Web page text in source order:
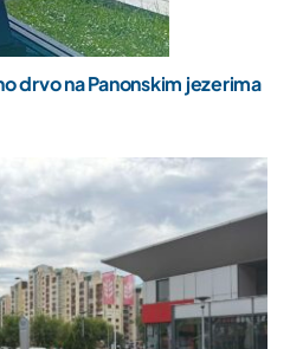
drvo na Panonskim jezerima